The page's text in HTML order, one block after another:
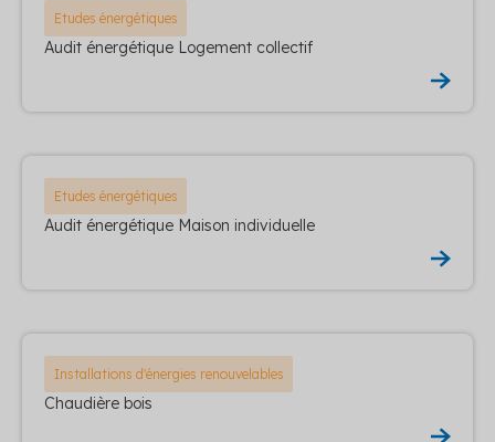
Etudes énergétiques
Audit énergétique Logement collectif
Etudes énergétiques
Audit énergétique Maison individuelle
Installations d'énergies renouvelables
Chaudière bois